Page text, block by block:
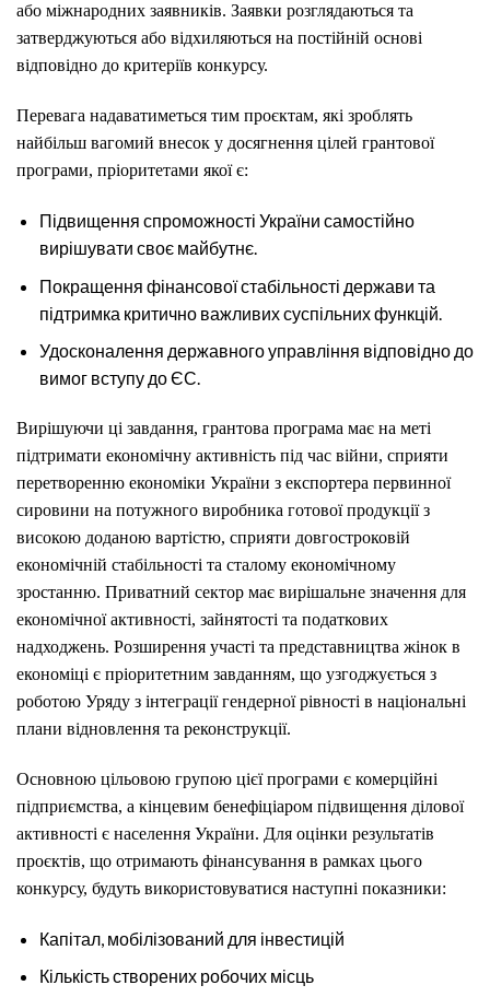
або міжнародних заявників. Заявки розглядаються та
затверджуються або відхиляються на постійній основі
відповідно до критеріїв конкурсу.
Перевага надаватиметься тим проєктам, які зроблять
найбільш вагомий внесок у досягнення цілей грантової
програми, пріоритетами якої є:
Підвищення спроможності України самостійно
вирішувати своє майбутнє.
Покращення фінансової стабільності держави та
підтримка критично важливих суспільних функцій.
Удосконалення державного управління відповідно до
вимог вступу до ЄС.
Вирішуючи ці завдання, грантова програма має на меті
підтримати економічну активність під час війни, сприяти
перетворенню економіки України з експортера первинної
сировини на потужного виробника готової продукції з
високою доданою вартістю, сприяти довгостроковій
економічній стабільності та сталому економічному
зростанню. Приватний сектор має вирішальне значення для
економічної активності, зайнятості та податкових
надходжень. Розширення участі та представництва жінок в
економіці є пріоритетним завданням, що узгоджується з
роботою Уряду з інтеграції гендерної рівності в національні
плани відновлення та реконструкції.
Основною цільовою групою цієї програми є комерційні
підприємства, а кінцевим бенефіціаром підвищення ділової
активності є населення України. Для оцінки результатів
проєктів, що отримають фінансування в рамках цього
конкурсу, будуть використовуватися наступні показники:
Капітал, мобілізований для інвестицій
Кількість створених робочих місць